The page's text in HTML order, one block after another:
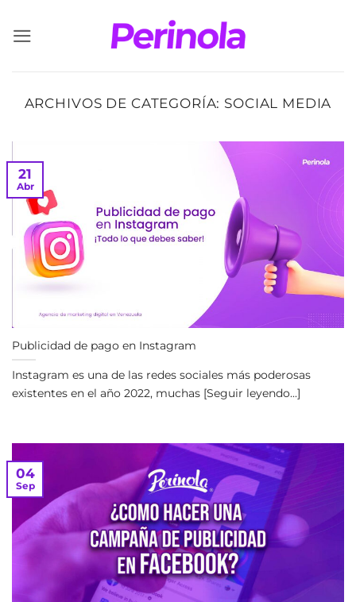
ARCHIVOS DE CATEGORÍA: SOCIAL MEDIA
Publicidad de pago en Instagram
Instagram es una de las redes sociales más poderosas
existentes en el año 2022, muchas [Seguir leyendo...]
21
Abr
04
Sep